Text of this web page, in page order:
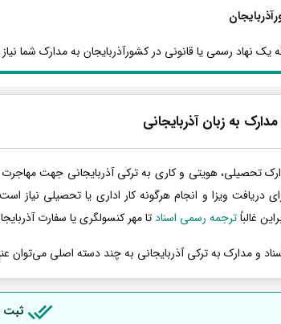
یک نهاد رسمی یا قانونی در کشورآذربایجان به مدارک شما
به زبان آذربایجانی
تحصیلی، هویتی و کاری به ترکی آذربایجانی جهت مهاجرت
دریافت ویزا و انجام هرگونه کار اداری یا تحصیلی نیاز
غالباًترجمه رسمی اسنادتا مهر کنسولگری یا سفارت
و مدارک به ترکی آذربایجانی به چند دسته اصلی می‌توان
ثبت